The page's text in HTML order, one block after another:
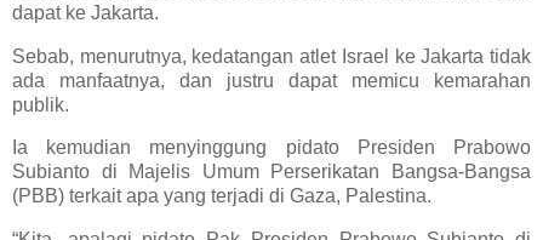
dapat ke Jakarta.
Sebab, menurutnya, kedatangan atlet Israel ke Jakarta tidak
ada manfaatnya, dan justru dapat memicu kemarahan
publik.
Ia kemudian menyinggung pidato Presiden Prabowo
Subianto di Majelis Umum Perserikatan Bangsa-Bangsa
(PBB) terkait apa yang terjadi di Gaza, Palestina.